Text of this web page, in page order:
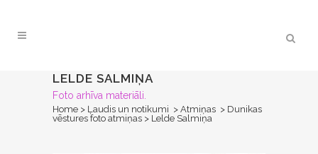
LELDE SALMIŅA
Foto arhīva materiāli.
Home > Ļaudis un notikumi > Atmiņas > Dunikas
vēstures foto atmiņas > Lelde Salmiņa